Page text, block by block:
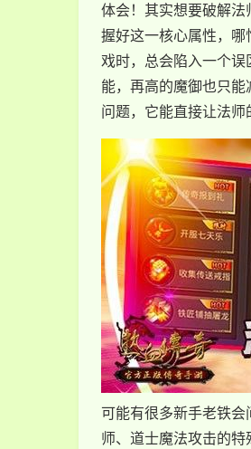
体会！其实想要破解
握好这一核心属性，
戏时，总会陷入一个
能，再高的魔御也只
问题，它能直接让法师
可能有很多新手老铁
师、道士魔法攻击的